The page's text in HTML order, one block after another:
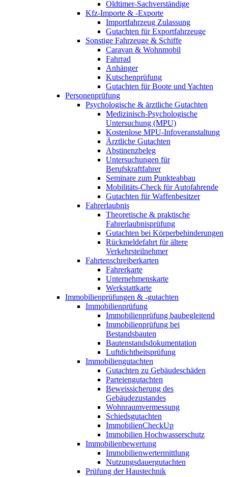
Oldtimer-Sachverständige
Kfz-Importe & -Exporte
Importfahrzeug Zulassung
Gutachten für Exportfahrzeuge
Sonstige Fahrzeuge & Schiffe
Caravan & Wohnmobil
Fahrrad
Anhänger
Kutschenprüfung
Gutachten für Boote und Yachten
Personenprüfung
Psychologische & ärztliche Gutachten
Medizinisch-Psychologische
Untersuchung (MPU)
Kostenlose MPU-Infoveranstaltung
Ärztliche Gutachten
Abstinenzbeleg
Untersuchungen für
Berufskraftfahrer
Seminare zum Punkteabbau
Mobilitäts-Check für Autofahrende
Gutachten für Waffenbesitzer
Fahrerlaubnis
Theoretische & praktische
Fahrerlaubnisprüfung
Gutachten bei Körperbehinderungen
Rückmeldefahrt für ältere
Verkehrsteilnehmer
Fahrtenschreiberkarten
Fahrerkarte
Unternehmenskarte
Werkstattkarte
Immobilienprüfungen & -gutachten
Immobilienprüfung
Immobilienprüfung baubegleitend
Immobilienprüfung bei
Bestandsbauten
Bautenstandsdokumentation
Luftdichtheitsprüfung
Immobiliengutachten
Gutachten zu Gebäudeschäden
Parteiengutachten
Beweissicherung des
Gebäudezustandes
Wohnraumvermessung
Schiedsgutachten
ImmobilienCheckUp
Immobilien Hochwasserschutz
Immobilienbewertung
Immobilienwertermittlung
Nutzungsdauergutachten
Prüfung der Haustechnik